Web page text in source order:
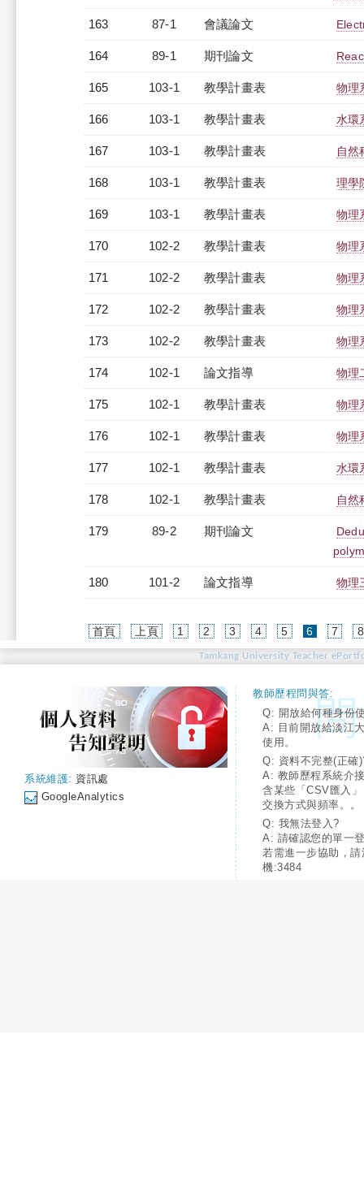
163 87-1 會議論文
164 89-1 期刊論文
165 103-1 教學計畫表 物理
166 103-1 教學計畫表 水環
167 103-1 教學計畫表 自然
168 103-1 教學計畫表 理學
169 103-1 教學計畫表 物理
170 102-2 教學計畫表 物理
171 102-2 教學計畫表 物理
172 102-2 教學計畫表 物理
173 102-2 教學計畫表 物理
174 102-1 論文指導 物理
175 102-1 教學計畫表 物理
176 102-1 教學計畫表 物理
177 102-1 教學計畫表 水環
178 102-1 教學計畫表 自然
179 89-2 期刊論文
180 101-2 論文指導 物理
首頁 上頁 1 2 3 4 5 6(current)
7 8
Tamkang University Teacher
系統維護: 資訊處
GoogleAnalytics
教師歷程問與答:
Q: 開放給何種身份
A: 目前開放給淡江
使用。
Q: 資料不完整(正確
A: 教師歷程系統介
含某些「CSV匯入
交換方式與頻率。。
Q: 我無法登入?
A: 請確認您的單一
若需進一步協助，
機:3484